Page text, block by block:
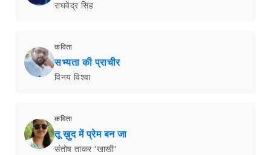
राघवेंद्र सिंह
कविता
सभ्यता की प्राचीर
विनय विश्वा
कविता
तू ख़ुद में प्रेम बन जा
संतोष ताकर 'खाखी'